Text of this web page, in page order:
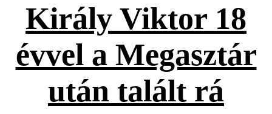
Király Viktor 18
évvel a Megasztár
után talált rá